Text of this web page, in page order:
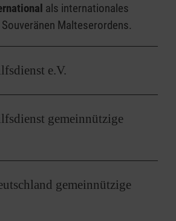
als internationales
Malteserordens.
e.V.
ist mit über einer
einer der großen caritativen
Deutschland. Die katholische
ist als eingetragener Verein
Gesellschaft mit
(gGmbH) bundesweit an
gemeinnützige
Hilfsdienst gemeinnützigen
die Malteser einen Großteil ihrer
Dienste zusammen.
gemeinnützige